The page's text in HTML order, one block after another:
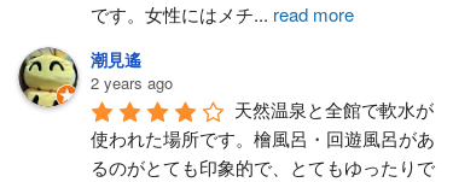
です。女性にはメチ... read more
潮見遙
2 years ago
天然温泉と全館で軟水が
使われた場所です。檜風呂・回遊風呂があ
るのがとても印象的で、とてもゆったりで